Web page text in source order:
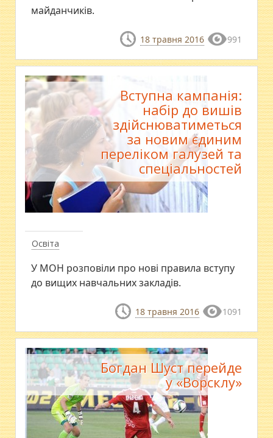
майданчиків.
18 травня 2016 991
Освіта
Вступна кампанія:
набір до вишів
здійснюватиметься
за новим єдиним
переліком галузей та
спеціальностей
У МОН розповіли про нові правила вступу
до вищих навчальних закладів.
18 травня 2016 1091
Богдан Шуст перейде
у «Ворсклу»